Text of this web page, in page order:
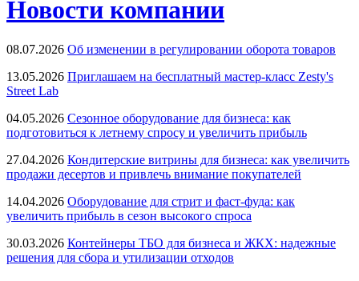
Новости компании
08.07.2026 Об изменении в регулировании оборота товаров
13.05.2026 Приглашаем на бесплатный мастер-класс Zesty's
Street Lab
04.05.2026 Сезонное оборудование для бизнеса: как
подготовиться к летнему спросу и увеличить прибыль
27.04.2026 Кондитерские витрины для бизнеса: как увеличить
продажи десертов и привлечь внимание покупателей
14.04.2026 Оборудование для стрит и фаст-фуда: как
увеличить прибыль в сезон высокого спроса
30.03.2026 Контейнеры ТБО для бизнеса и ЖКХ: надежные
решения для сбора и утилизации отходов